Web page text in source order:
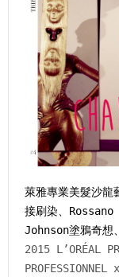
萊雅專業美髮沙
接刷染、
Johnson塗鴉奇想
2015 L’ORÉAL